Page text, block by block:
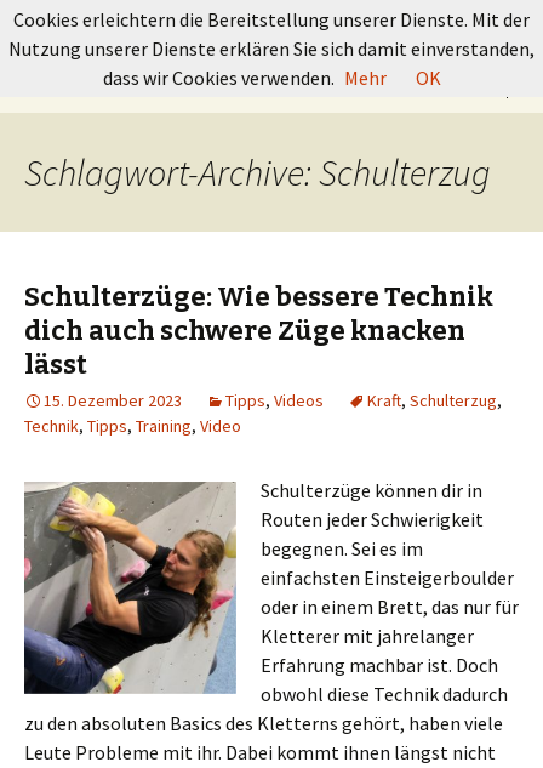
GRUNDKURS BOULDERN
Springe
nach:
Schlagwort-Archive: Schulterzug
Schulterzüge: Wie bessere Technik
dich auch schwere Züge knacken
lässt
15. Dezember 2023 Tipps, Videos Kraft, Schulterzug,
Technik, Tipps, Training, Video
Schulterzüge können dir in
Routen jeder Schwierigkeit
begegnen. Sei es im
einfachsten Einsteigerboulder
oder in einem Brett, das nur für
Kletterer mit jahrelanger
Erfahrung machbar ist. Doch
obwohl diese Technik dadurch
zu den absoluten Basics des Kletterns gehört, haben viele
Leute Probleme mit ihr. Dabei kommt ihnen längst nicht
Cookies erleichtern die Bereitstellung unserer Dienste. Mit der
Nutzung unserer Dienste erklären Sie sich damit einverstanden,
dass wir Cookies verwenden. Mehr OK